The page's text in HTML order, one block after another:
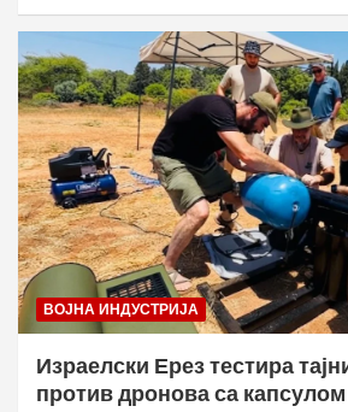
ВОЈНА ИНДУСТРИЈА
Израелски Ерез тестира
против дронова са